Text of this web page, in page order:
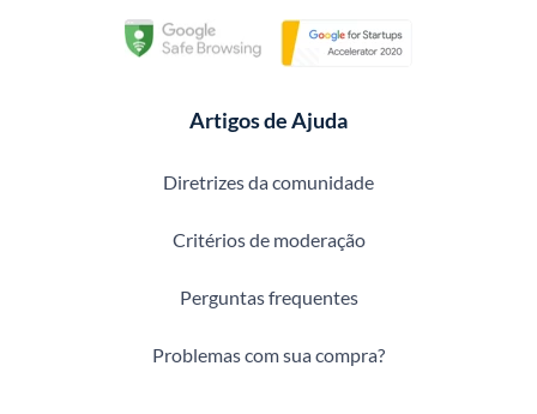
Artigos de Ajuda
Diretrizes da comunidade
Critérios de moderação
Perguntas frequentes
Problemas com sua compra?